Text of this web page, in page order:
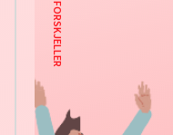
FORSKJELLER